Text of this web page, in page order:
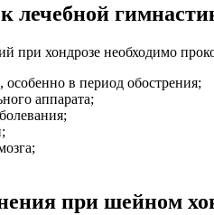
лечебной
при хондрозе необходимо
особенно в период обострения;
аппарата;
при шейном